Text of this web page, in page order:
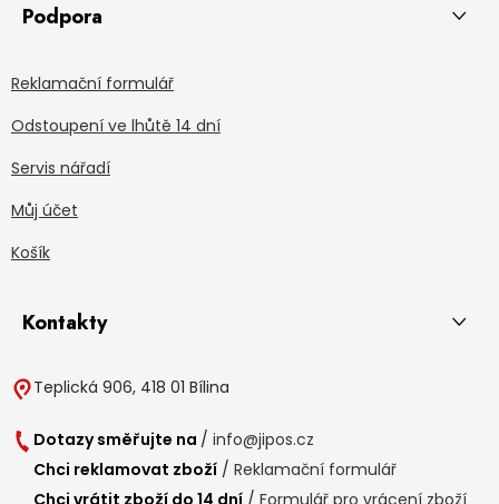
Podpora
Reklamační formulář
Odstoupení ve lhůtě 14 dní
Servis nářadí
Můj účet
Košík
Kontakty
Teplická 906, 418 01 Bílina
Dotazy směřujte na / info@jipos.cz
Chci reklamovat zboží / Reklamační formulář
Chci vrátit zboží do 14 dní / Formulář pro vrácení zboží